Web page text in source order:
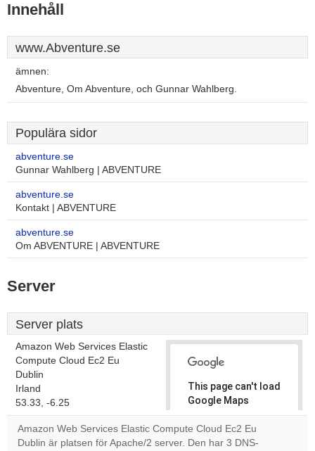
Innehåll
www.Abventure.se
ämnen:
Abventure, Om Abventure, och Gunnar Wahlberg.
Populära sidor
abventure.se
Gunnar Wahlberg | ABVENTURE
abventure.se
Kontakt | ABVENTURE
abventure.se
Om ABVENTURE | ABVENTURE
Server
Server plats
Amazon Web Services Elastic
Compute Cloud Ec2 Eu
Dublin
Irland
53.33, -6.25
This page can't load
Google Maps
correctly.
Do you
Amazon Web Services Elastic Compute Cloud Ec2 Eu
Dublin är platsen för Apache/2 server. Den har 3 DNS-